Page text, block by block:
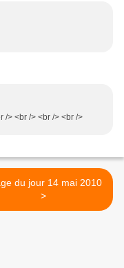
/> <br /> <br /> <br />
du jour 14 mai 2010
>